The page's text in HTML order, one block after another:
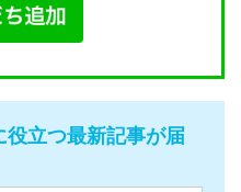
立つ最新記事が届